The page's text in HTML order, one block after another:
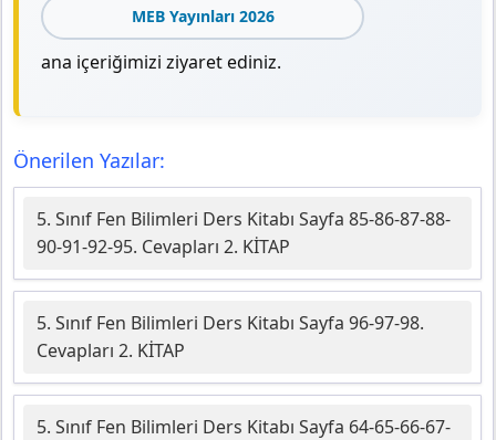
MEB Yayınları 2026
ana içeriğimizi ziyaret ediniz.
Önerilen Yazılar:
5. Sınıf Fen Bilimleri Ders Kitabı Sayfa 85-86-87-88-
90-91-92-95. Cevapları 2. KİTAP
5. Sınıf Fen Bilimleri Ders Kitabı Sayfa 96-97-98.
Cevapları 2. KİTAP
5. Sınıf Fen Bilimleri Ders Kitabı Sayfa 64-65-66-67-